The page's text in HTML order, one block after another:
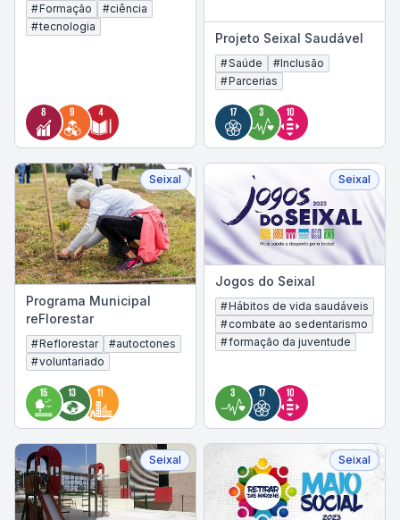
#Formação #ciência
#tecnologia
Projeto Seixal Saudável
#Saúde #Inclusão
#Parcerias
Seixal
Programa Municipal
reFlorestar
#Reflorestar #autoctones
#voluntariado
Seixal
Jogos do Seixal
#Hábitos de vida saudáveis
#combate ao sedentarismo
#formação da juventude
Seixal Seixal